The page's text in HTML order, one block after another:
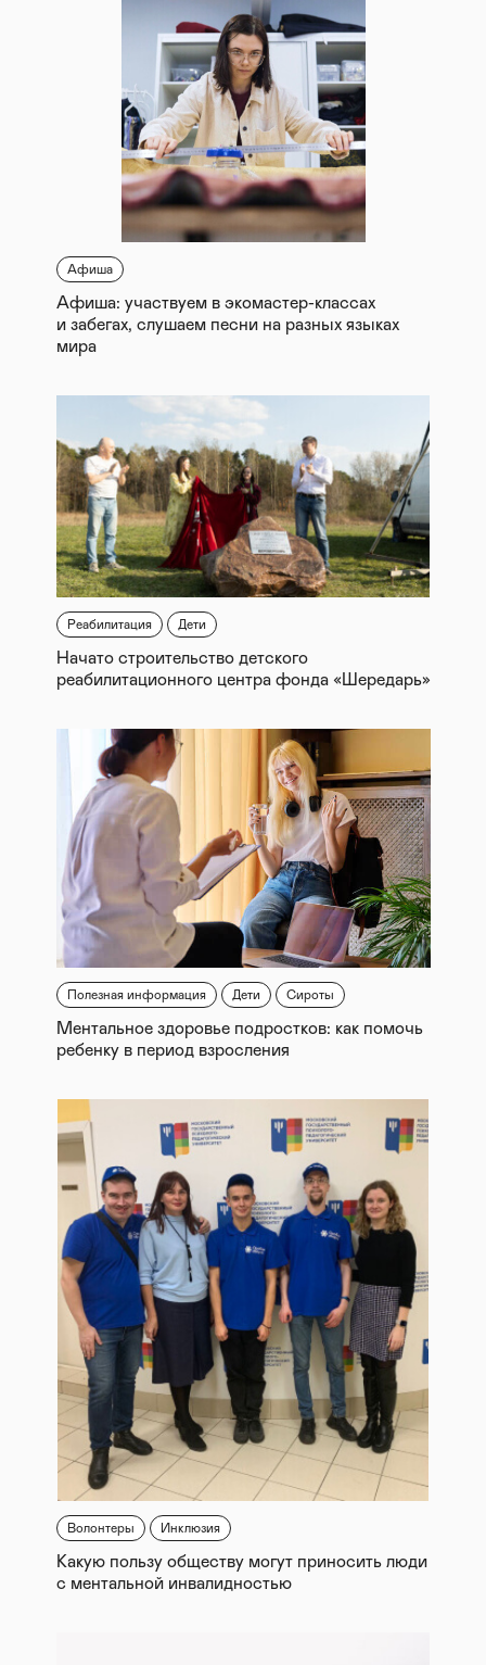
Афиша
Афиша: участвуем в экомастер-классах
и забегах, слушаем песни на разных языках
мира
Реабилитация Дети
Начато строительство детского
реабилитационного центра фонда «Шередарь»
Полезная информация Дети Сироты
Ментальное здоровье подростков: как помочь
ребенку в период взросления
Волонтеры Инклюзия
Какую пользу обществу могут приносить люди
с ментальной инвалидностью